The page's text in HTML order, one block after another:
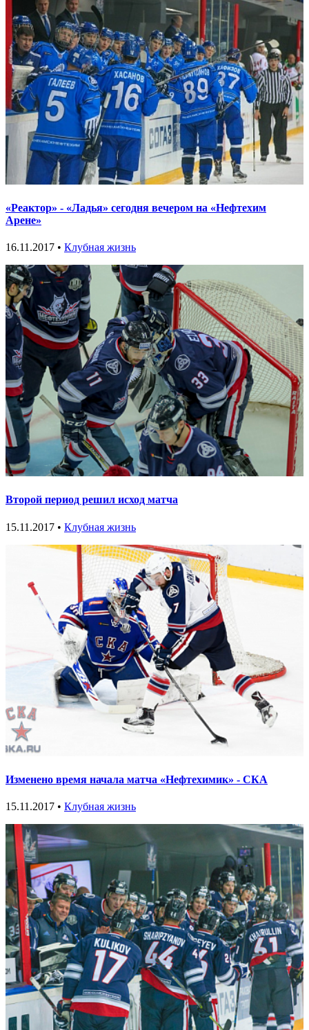
«Реактор» - «Ладья» сегодня вечером на «Нефтехим
Арене»
16.11.2017 • Клубная жизнь
Второй период решил исход матча
15.11.2017 • Клубная жизнь
Изменено время начала матча «Нефтехимик» - СКА
15.11.2017 • Клубная жизнь